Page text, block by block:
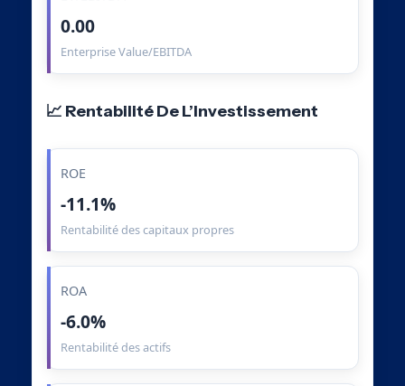
0.00
Enterprise Value/EBITDA
📈 Rentabilité De L’Investissement
ROE
-11.1%
Rentabilité des capitaux propres
ROA
-6.0%
Rentabilité des actifs